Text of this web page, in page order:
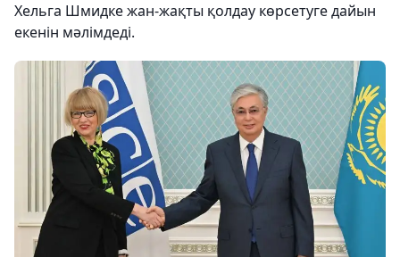
Хельга Шмидке жан-жақты қолдау көрсетуге дайын
екенін мәлімдеді.